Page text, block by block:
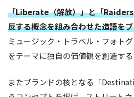
「Liberate（解放）」と「
反する概念を組み合わせた造語を
ミュージック・トラベル・フォト
をテーマに独自の価値観を創造する
またブランドの核となる「